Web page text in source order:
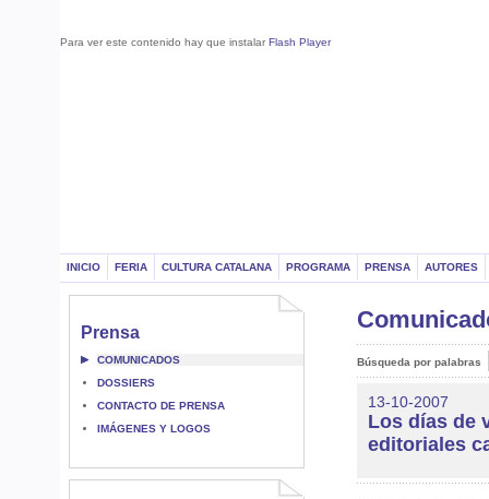
Para ver este contenido hay que instalar Flash Player
INICIO FERIA CULTURA CATALANA PROGRAMA PRENSA AUTORES
Prensa
COMUNICADOS
DOSSIERS
CONTACTO DE PRENSA
IMÁGENES Y LOGOS
Búsqueda por palabras
13-10-2007
Los días de
editoriales